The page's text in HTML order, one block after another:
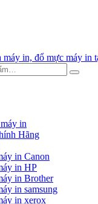
in
Hãng
in Canon
in HP
in Brother
in samsung
in xerox